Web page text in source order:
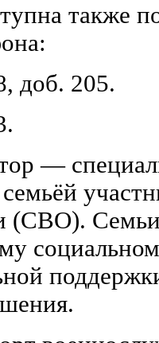
также
доб. 205.
—
(СВО).